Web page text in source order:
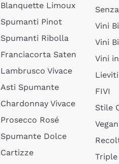
Blanquette Limoux
Spumanti Pinot
Spumanti Ribolla
Franciacorta Saten
Lambrusco Vivace
Asti Spumante
Chardonnay Vivace
Prosecco Rosé
Spumante Dolce
Cartizze
Vini
Vini
Vini
FIVI
Stile
Triple